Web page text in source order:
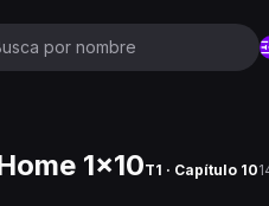
1x10T1 · Capítulo 10